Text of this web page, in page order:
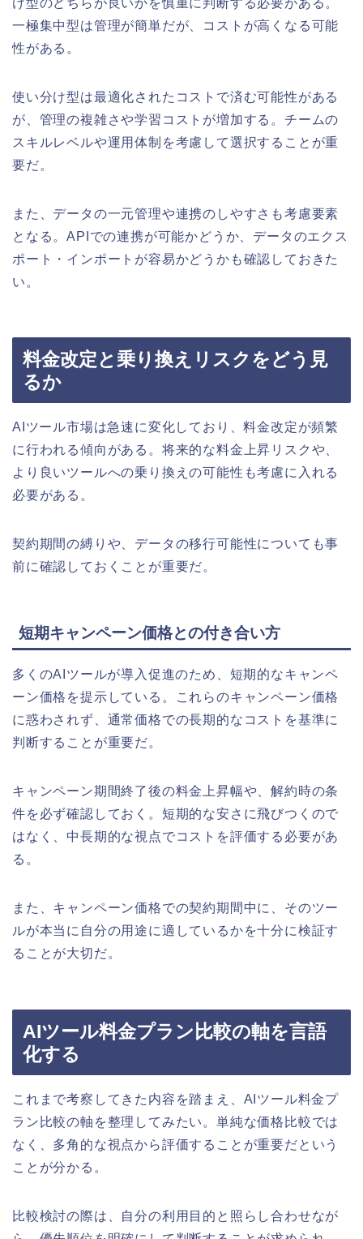
一極集中型は管理が簡単だが、コストが高くなる可能
性がある。
使い分け型は最適化されたコストで済む可能性がある
が、管理の複雑さや学習コストが増加する。チームの
スキルレベルや運用体制を考慮して選択することが重
要だ。
また、データの一元管理や連携のしやすさも考慮要素
となる。APIでの連携が可能かどうか、データのエクス
ポート・インポートが容易かどうかも確認しておきた
い。
料金改定と乗り換えリスクをどう見
るか
AIツール市場は急速に変化しており、料金改定が頻繁
に行われる傾向がある。将来的な料金上昇リスクや、
より良いツールへの乗り換えの可能性も考慮に入れる
必要がある。
契約期間の縛りや、データの移行可能性についても事
前に確認しておくことが重要だ。
短期キャンペーン価格との付き合い方
多くのAIツールが導入促進のため、短期的なキャンペ
ーン価格を提示している。これらのキャンペーン価格
に惑わされず、通常価格での長期的なコストを基準に
判断することが重要だ。
キャンペーン期間終了後の料金上昇幅や、解約時の条
件を必ず確認しておく。短期的な安さに飛びつくので
はなく、中長期的な視点でコストを評価する必要があ
る。
また、キャンペーン価格での契約期間中に、そのツー
ルが本当に自分の用途に適しているかを十分に検証す
ることが大切だ。
AIツール料金プラン比較の軸を言語
化する
これまで考察してきた内容を踏まえ、AIツール料金プ
ラン比較の軸を整理してみたい。単純な価格比較では
なく、多角的な視点から評価することが重要だという
ことが分かる。
比較検討の際は、自分の利用目的と照らし合わせなが